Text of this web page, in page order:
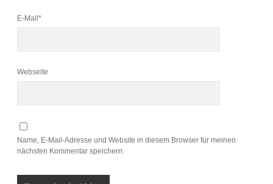
E-Mail*
Webseite
Name, E-Mail-Adresse und Website in diesem Browser für meinen
nächsten Kommentar speichern.